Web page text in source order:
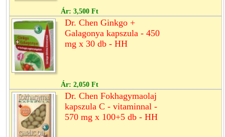
Ár: 3,500 Ft
Dr. Chen Ginkgo +
Galagonya kapszula - 450
mg x 30 db - HH
Ár: 2,050 Ft
Dr. Chen Fokhagymaolaj
kapszula C - vitaminnal -
570 mg x 100+5 db - HH